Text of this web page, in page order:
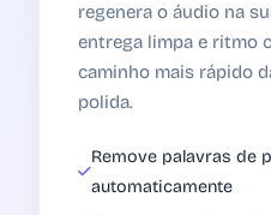
regenera o áudio na
entrega limpa e ritmo
caminho mais rápido
polida.
Remove palavras de
automaticamente